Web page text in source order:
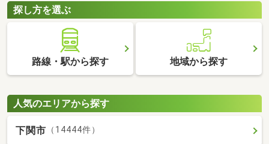
探し方を選ぶ
路線・駅から探す 地域から探す
人気のエリアから探す
下関市 （14444件）